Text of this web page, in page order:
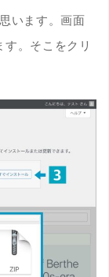
います。画面
。そこをクリ